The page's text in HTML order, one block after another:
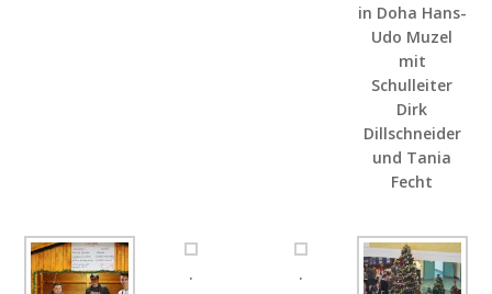
in Doha Hans-
Udo Muzel
mit
Schulleiter
Dirk
Dillschneider
und Tania
Fecht
. .